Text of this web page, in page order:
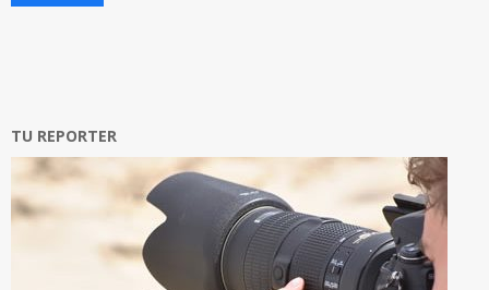
TU REPORTER